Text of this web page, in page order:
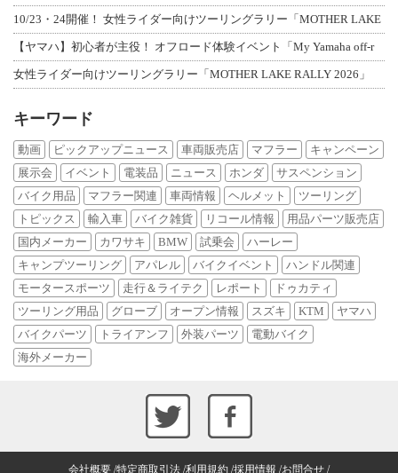
10/23・24開催！ 女性ライダー向けツーリングラリー「MOTHER LAKE
【ヤマハ】初心者が主役！ オフロード体験イベント「My Yamaha off-r
女性ライダー向けツーリングラリー「MOTHER LAKE RALLY 2026」
キーワード
動画 ピックアップニュース 車両販売店 マフラー
キャンペーン
展示会
イベント 電装品 ニュース ホンダ
サスペンション
バイク用品
マフラー関連 車両情報 ヘルメット
ツーリング
トピックス
輸入車 バイク雑貨 リコール情報
用品パーツ販売店
国内メーカー
カワサキ BMW 試乗会
ハーレー
キャンプツーリング
アパレル バイクイベント
ハンドル関連
モータースポーツ
走行＆ライテク レポート
ドゥカティ
ツーリング用品
グローブ オープン情報 スズキ KTM
ヤマハ
バイクパーツ
トライアンフ 外装パーツ
電動バイク
海外メーカー
会社概要 特定商取引法 利用規約 採用情報 お問合せ